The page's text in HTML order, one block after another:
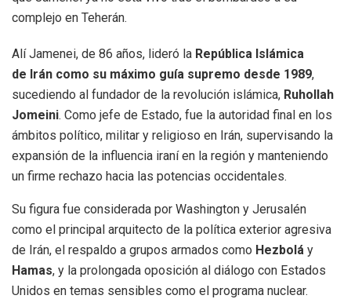
complejo en Teherán.
Alí Jamenei, de 86 años, lideró la República Islámica
de Irán como su máximo guía supremo desde 1989,
sucediendo al fundador de la revolución islámica, Ruhollah
Jomeini. Como jefe de Estado, fue la autoridad final en los
ámbitos político, militar y religioso en Irán, supervisando la
expansión de la influencia iraní en la región y manteniendo
un firme rechazo hacia las potencias occidentales.
Su figura fue considerada por Washington y Jerusalén
como el principal arquitecto de la política exterior agresiva
de Irán, el respaldo a grupos armados como Hezbolá y
Hamas, y la prolongada oposición al diálogo con Estados
Unidos en temas sensibles como el programa nuclear.